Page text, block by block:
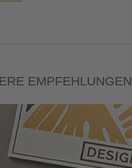
EMPFEHLUNGEN